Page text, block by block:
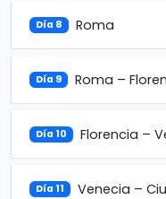
Día 8 Roma
Día 9 Roma –
Día 10 Florencia –
Día 11 Venecia –